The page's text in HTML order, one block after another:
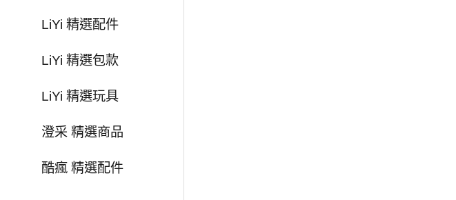
LiYi 精選配件
LiYi 精選包款
LiYi 精選玩具
澄采 精選商品
酷瘋 精選配件